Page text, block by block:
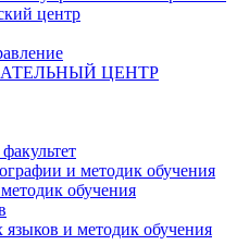
центр
ЦЕНТР
и методик обучения
обучения
и методик обучения